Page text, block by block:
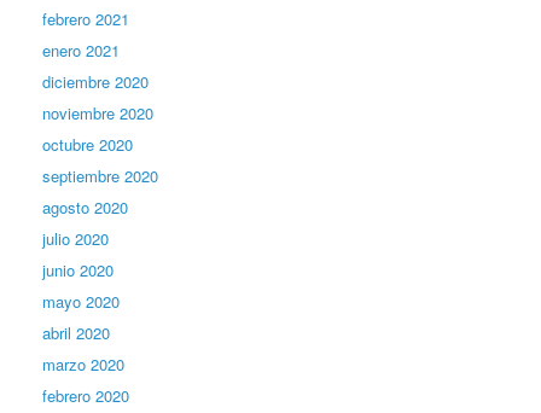
febrero 2021
enero 2021
diciembre 2020
noviembre 2020
octubre 2020
septiembre 2020
agosto 2020
julio 2020
junio 2020
mayo 2020
abril 2020
marzo 2020
febrero 2020